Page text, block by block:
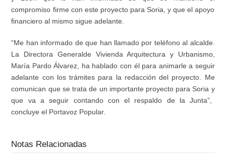
compromiso firme con este proyecto para Soria, y que el apoyo
financiero al mismo sigue adelante.
“Me han informado de que han llamado por teléfono al alcalde.
La Directora Generalde Vivienda Arquitectura y Urbanismo,
María Pardo Álvarez, ha hablado con élpara animarle a seguir
adelante con los trámites para la redacción del proyecto. Me
comunican que se trata de un importante proyecto para Soria y
que va a seguir contando con el respaldo de la Junta”,
concluye el Portavoz Popular.
Notas Relacionadas